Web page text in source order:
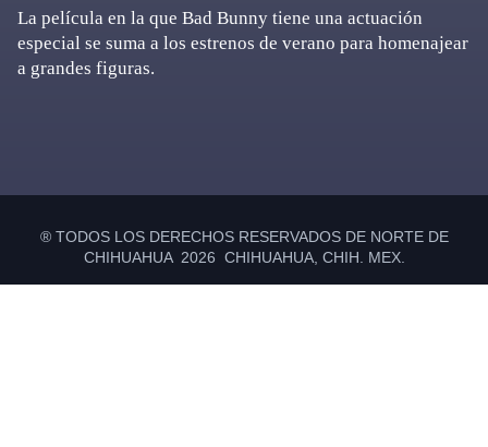
La película en la que Bad Bunny tiene una actuación
especial se suma a los estrenos de verano para homenajear
a grandes figuras.
® TODOS LOS DERECHOS RESERVADOS DE NORTE DE
CHIHUAHUA 2026 CHIHUAHUA, CHIH. MEX.